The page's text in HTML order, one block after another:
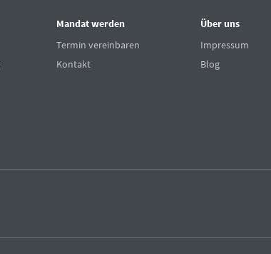
Mandat werden
Termin vereinbaren
Kontakt
Über uns
Impressum
Blog